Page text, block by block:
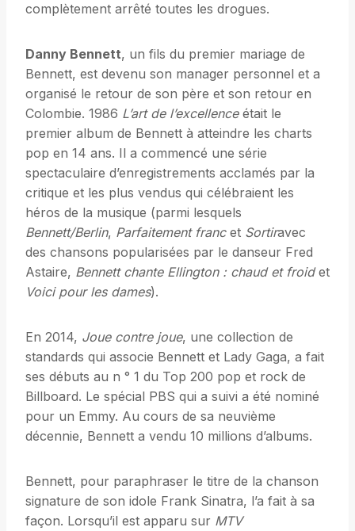
complètement arrêté toutes les drogues.
Danny Bennett, un fils du premier mariage de
Bennett, est devenu son manager personnel et a
organisé le retour de son père et son retour en
Colombie. 1986 L’art de l’excellenceétait le
premier album de Bennett à atteindre les charts
pop en 14 ans. Il a commencé une série
spectaculaire d’enregistrements acclamés par la
critique et les plus vendus qui célébraient les
héros de la musique (parmi lesquels
Bennett/Berlin, Parfaitement francet Sortiravec
des chansons popularisées par le danseur Fred
Astaire, Bennett chante Ellington : chaud et froidet
Voici pour les dames).
En 2014, Joue contre joue, une collection de
standards qui associe Bennett et Lady Gaga, a fait
ses débuts au n ° 1 du Top 200 pop et rock de
Billboard. Le spécial PBS qui a suivi a été nominé
pour un Emmy. Au cours de sa neuvième
décennie, Bennett a vendu 10 millions d’albums.
Bennett, pour paraphraser le titre de la chanson
signature de son idole Frank Sinatra, l’a fait à sa
façon. Lorsqu’il est apparu sur MTV